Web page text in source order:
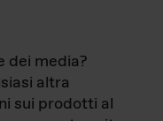
dei media?
altra
sui prodotti al